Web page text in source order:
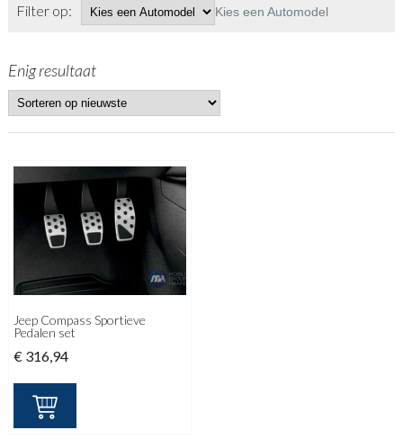
Filter op: Kies een Automodel
Enig resultaat
Jeep Compass Sportieve
Pedalen set
€ 316,94